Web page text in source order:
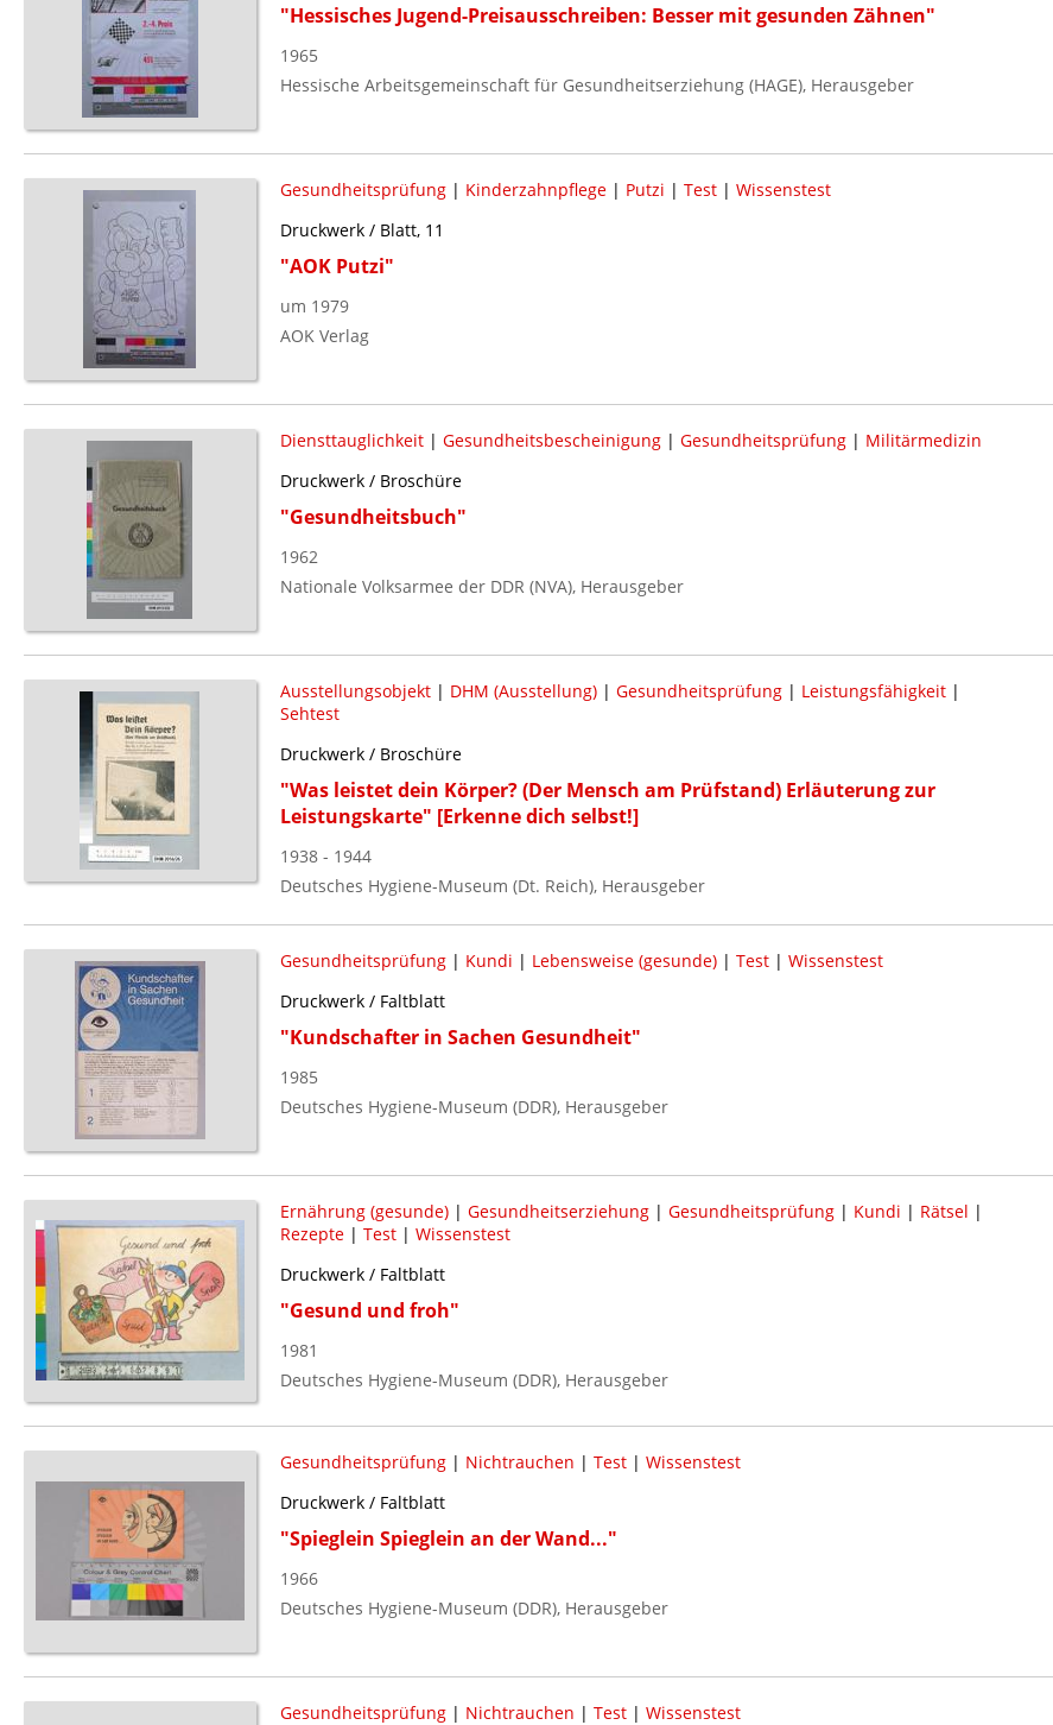
"Hessisches Jugend-Preisausschreiben: Besser mit gesunden Zähnen"
1965
Hessische Arbeitsgemeinschaft für Gesundheitserziehung (HAGE), Herausgeber
Gesundheitsprüfung| Kinderzahnpflege| Putzi | Test| Wissenstest
Druckwerk / Blatt, 11
"AOK Putzi"
um 1979
AOK Verlag
Diensttauglichkeit| Gesundheitsbescheinigung| Gesundheitsprüfung| Militärmedizin
Druckwerk / Broschüre
"Gesundheitsbuch"
1962
Nationale Volksarmee der DDR (NVA), Herausgeber
Ausstellungsobjekt| DHM (Ausstellung)| Gesundheitsprüfung| Leistungsfähigkeit|
Sehtest
Druckwerk / Broschüre
"Was leistet dein Körper? (Der Mensch am Prüfstand) Erläuterung zur
Leistungskarte" [Erkenne dich selbst!]
1938 - 1944
Deutsches Hygiene-Museum (Dt. Reich), Herausgeber
Gesundheitsprüfung| Kundi | Lebensweise (gesunde)| Test| Wissenstest
Druckwerk / Faltblatt
"Kundschafter in Sachen Gesundheit"
1985
Deutsches Hygiene-Museum (DDR), Herausgeber
Ernährung (gesunde)| Gesundheitserziehung| Gesundheitsprüfung| Kundi | Rätsel |
Rezepte| Test| Wissenstest
Druckwerk / Faltblatt
"Gesund und froh"
1981
Deutsches Hygiene-Museum (DDR), Herausgeber
Gesundheitsprüfung| Nichtrauchen | Test| Wissenstest
Druckwerk / Faltblatt
"Spieglein Spieglein an der Wand..."
1966
Deutsches Hygiene-Museum (DDR), Herausgeber
Gesundheitsprüfung| Nichtrauchen | Test| Wissenstest